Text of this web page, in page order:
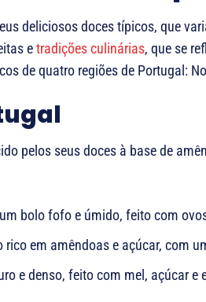
deliciosos doces típicos, que
etradições culinárias, que se
de quatro regiões de Portugal:
pelos seus doces à base de
um bolo fofo e úmido, feito com
rico em amêndoas e açúcar, com
e denso, feito com mel, açúcar e